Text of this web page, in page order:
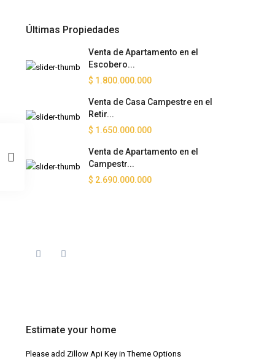
Últimas Propiedades
Venta de Apartamento en el
Escobero...
$ 1.800.000.000
Venta de Casa Campestre en el
Retir...
$ 1.650.000.000
Venta de Apartamento en el
Campestr...
$ 2.690.000.000
Estimate your home
Please add Zillow Api Key in Theme Options